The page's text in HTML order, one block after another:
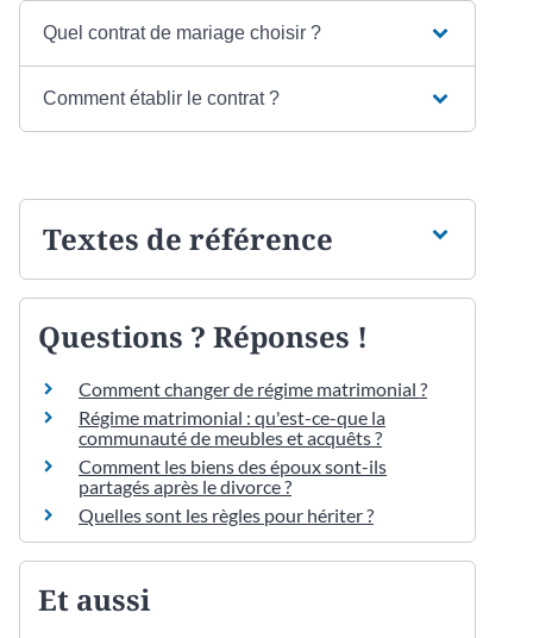
Quel contrat de mariage choisir ?
Comment établir le contrat ?
Textes de référence
Questions ? Réponses !
Comment changer de régime matrimonial ?
Régime matrimonial : qu'est-ce-que la
communauté de meubles et acquêts ?
Comment les biens des époux sont-ils
partagés après le divorce ?
Quelles sont les règles pour hériter ?
Et aussi